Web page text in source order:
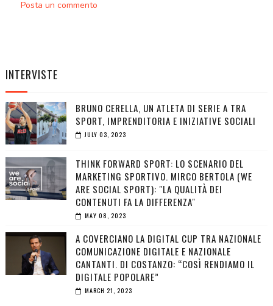
Posta un commento
INTERVISTE
BRUNO CERELLA, UN ATLETA DI SERIE A TRA
SPORT, IMPRENDITORIA E INIZIATIVE SOCIALI
JULY 03, 2023
THINK FORWARD SPORT: LO SCENARIO DEL
MARKETING SPORTIVO. MIRCO BERTOLA (WE
ARE SOCIAL SPORT): "LA QUALITÀ DEI
CONTENUTI FA LA DIFFERENZA"
MAY 08, 2023
A COVERCIANO LA DIGITAL CUP TRA NAZIONALE
COMUNICAZIONE DIGITALE E NAZIONALE
CANTANTI. DI COSTANZO: “COSÌ RENDIAMO IL
DIGITALE POPOLARE”
MARCH 21, 2023